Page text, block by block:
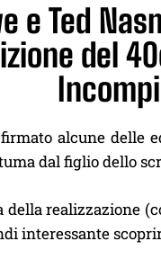
e Ted
del
alcune delle
dal figlio dello
della realizzazione
interessante